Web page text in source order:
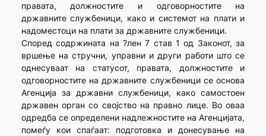
правата, должностите и одговорностите на
државните службеници, како и системот на плати и
надоместоци на плати за државните службеници.
Според содржината на ?лен 7 став 1 од Законот, за
вршење на стручни, управни и други работи што се
однесуваат на статусот, правата, должностите и
одговорностите на државните службеници се основа
Агенција за државни службеници, како самостоен
државен орган со својство на правно лице. Во оваа
одредба се определени надлежностите на Агенцијата,
помеѓу кои спаѓаат: подготовка и донесување на